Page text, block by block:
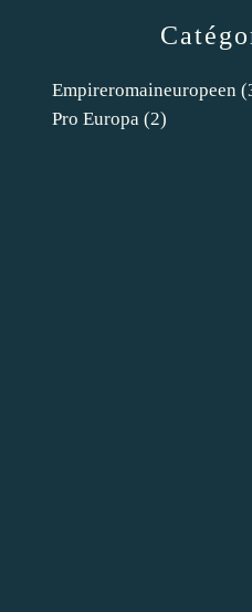
Empireromaineuropeen
Pro Europa (2)